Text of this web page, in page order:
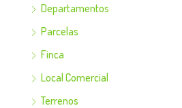
Departamentos
Parcelas
Finca
Local Comercial
Terrenos